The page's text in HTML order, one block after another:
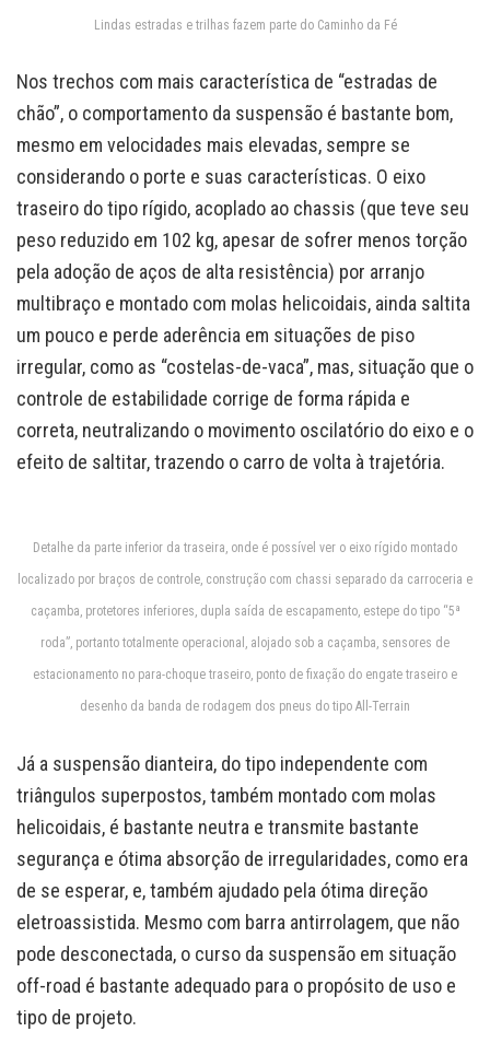
Lindas estradas e trilhas fazem parte do Caminho da Fé
Nos trechos com mais característica de “estradas de
chão”, o comportamento da suspensão é bastante bom,
mesmo em velocidades mais elevadas, sempre se
considerando o porte e suas características. O eixo
traseiro do tipo rígido, acoplado ao chassis (que teve seu
peso reduzido em 102 kg, apesar de sofrer menos torção
pela adoção de aços de alta resistência) por arranjo
multibraço e montado com molas helicoidais, ainda saltita
um pouco e perde aderência em situações de piso
irregular, como as “costelas-de-vaca”, mas, situação que o
controle de estabilidade corrige de forma rápida e
correta, neutralizando o movimento oscilatório do eixo e o
efeito de saltitar, trazendo o carro de volta à trajetória.
Detalhe da parte inferior da traseira, onde é possível ver o eixo rígido montado
localizado por braços de controle, construção com chassi separado da carroceria e
caçamba, protetores inferiores, dupla saída de escapamento, estepe do tipo “5ª
roda”, portanto totalmente operacional, alojado sob a caçamba, sensores de
estacionamento no para-choque traseiro, ponto de fixação do engate traseiro e
desenho da banda de rodagem dos pneus do tipo All-Terrain
Já a suspensão dianteira, do tipo independente com
triângulos superpostos, também montado com molas
helicoidais, é bastante neutra e transmite bastante
segurança e ótima absorção de irregularidades, como era
de se esperar, e, também ajudado pela ótima direção
eletroassistida. Mesmo com barra antirrolagem, que não
pode desconectada, o curso da suspensão em situação
off-road é bastante adequado para o propósito de uso e
tipo de projeto.